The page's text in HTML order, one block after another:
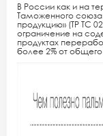
В России как и на
Таможенного
продукцию» (ТР ТС
ограничение на
продуктах
более 2% от